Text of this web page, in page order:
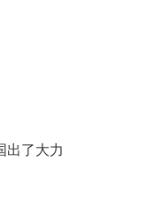
出了大力